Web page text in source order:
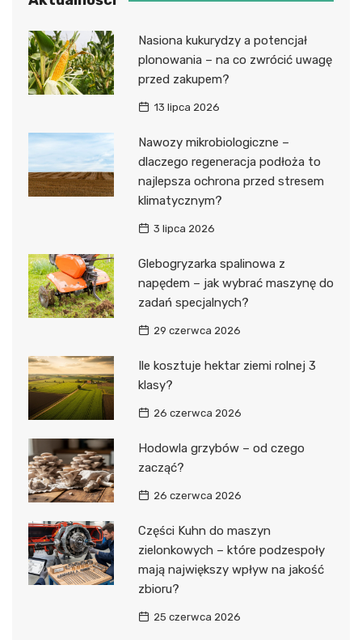
Nasiona kukurydzy a potencjał
plonowania – na co zwrócić uwagę
przed zakupem?
13 lipca 2026
Nawozy mikrobiologiczne –
dlaczego regeneracja podłoża to
najlepsza ochrona przed stresem
klimatycznym?
3 lipca 2026
Glebogryzarka spalinowa z
napędem – jak wybrać maszynę do
zadań specjalnych?
29 czerwca 2026
Ile kosztuje hektar ziemi rolnej 3
klasy?
26 czerwca 2026
Hodowla grzybów – od czego
zacząć?
26 czerwca 2026
Części Kuhn do maszyn
zielonkowych – które podzespoły
mają największy wpływ na jakość
zbioru?
25 czerwca 2026